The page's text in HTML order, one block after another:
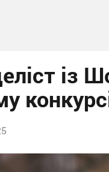
із